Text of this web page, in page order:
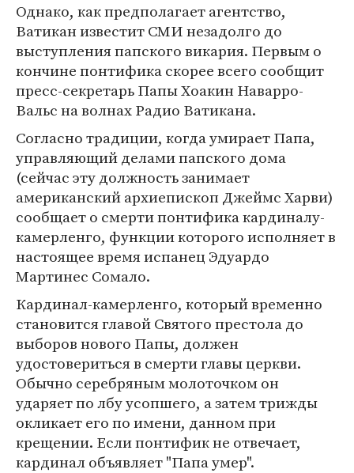
Однако, как предполагает агентство,
Ватикан известит СМИ незадолго до
выступления папского викария. Первым о
кончине понтифика скорее всего сообщит
пресс-секретарь Папы Хоакин Наварро-
Вальс на волнах Радио Ватикана.
Согласно традиции, когда умирает Папа,
управляющий делами папского дома
(сейчас эту должность занимает
американский архиепископ Джеймс Харви)
сообщает о смерти понтифика кардиналу-
камерленго, функции которого исполняет в
настоящее время испанец Эдуардо
Мартинес Сомало.
Кардинал-камерленго, который временно
становится главой Святого престола до
выборов нового Папы, должен
удостовериться в смерти главы церкви.
Обычно серебряным молоточком он
ударяет по лбу усопшего, а затем трижды
окликает его по имени, данном при
крещении. Если понтифик не отвечает,
кардинал объявляет "Папа умер".